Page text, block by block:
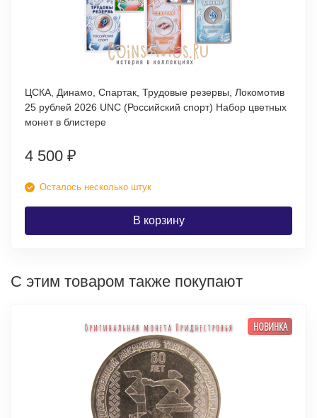
ЦСКА, Динамо, Спартак, Трудовые резервы, Локомотив
25 рублей 2026 UNC (Российский спорт) Набор цветных
монет в блистере
4 500 ₽
Осталось несколько штук
В корзину
С этим товаром также покупают
НОВИНКА